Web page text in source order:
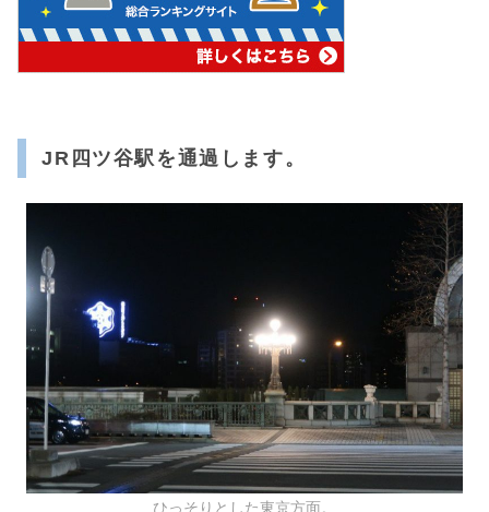
JR四ツ谷駅を通過します。
ひっそりとした東京方面。